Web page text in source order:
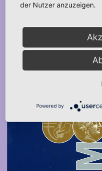
der Nutzer anzuzeigen.
Powered by